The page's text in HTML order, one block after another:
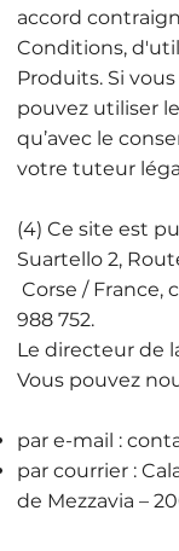
accord
Conditions,
Produits. Si
pouvez utiliser
qu’avec le
votre tuteur
(4) Ce site est
Suartello 2,
Corse / France,
988 752.
Le directeur de
Vous pouvez
par e-mail :
par courrier :
de Mezzavia –